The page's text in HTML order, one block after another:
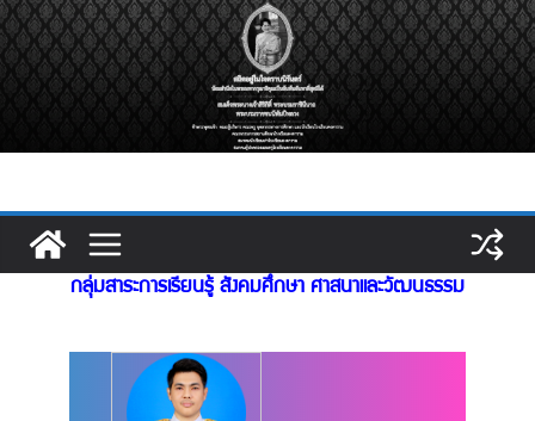
Skip
to
content
กลุ่มสาระการเรียนรู้ สังคมศึกษา ศาสนาและวัฒนธรรม